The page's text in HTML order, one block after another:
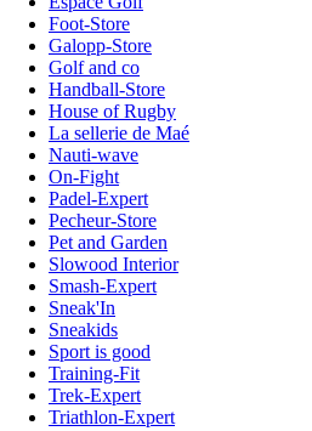
Foot-Store
Galopp-Store
Golf and co
Handball-Store
House of Rugby
La sellerie de Maé
Nauti-wave
On-Fight
Padel-Expert
Pecheur-Store
Pet and Garden
Slowood Interior
Smash-Expert
Sneak'In
Sneakids
Sport is good
Training-Fit
Trek-Expert
Triathlon-Expert